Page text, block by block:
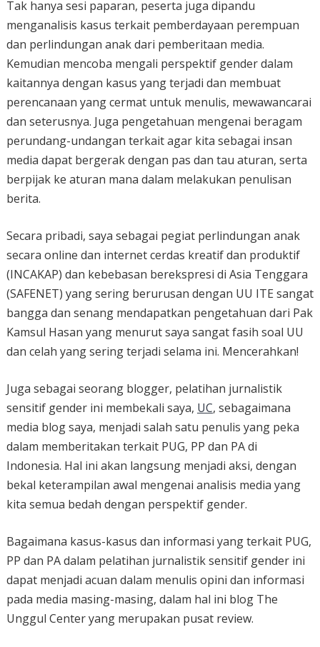
Tak hanya sesi paparan, peserta juga dipandu
menganalisis kasus terkait pemberdayaan perempuan
dan perlindungan anak dari pemberitaan media.
Kemudian mencoba mengali perspektif gender dalam
kaitannya dengan kasus yang terjadi dan membuat
perencanaan yang cermat untuk menulis, mewawancarai
dan seterusnya. Juga pengetahuan mengenai beragam
perundang-undangan terkait agar kita sebagai insan
media dapat bergerak dengan pas dan tau aturan, serta
berpijak ke aturan mana dalam melakukan penulisan
berita.
Secara pribadi, saya sebagai pegiat perlindungan anak
secara online dan internet cerdas kreatif dan produktif
(INCAKAP) dan kebebasan berekspresi di Asia Tenggara
(SAFENET) yang sering berurusan dengan UU ITE sangat
bangga dan senang mendapatkan pengetahuan dari Pak
Kamsul Hasan yang menurut saya sangat fasih soal UU
dan celah yang sering terjadi selama ini. Mencerahkan!
Juga sebagai seorang blogger, pelatihan jurnalistik
sensitif gender ini membekali saya, UC, sebagaimana
media blog saya, menjadi salah satu penulis yang peka
dalam memberitakan terkait PUG, PP dan PA di
Indonesia. Hal ini akan langsung menjadi aksi, dengan
bekal keterampilan awal mengenai analisis media yang
kita semua bedah dengan perspektif gender.
Bagaimana kasus-kasus dan informasi yang terkait PUG,
PP dan PA dalam pelatihan jurnalistik sensitif gender ini
dapat menjadi acuan dalam menulis opini dan informasi
pada media masing-masing, dalam hal ini blog The
Unggul Center yang merupakan pusat review.